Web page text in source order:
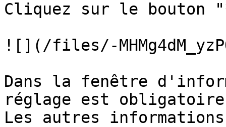
Cliquez sur le bouton
![](/files/-
Dans la fenêtre
réglage est
Les autres